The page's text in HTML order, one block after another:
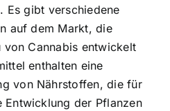
Es gibt verschiedene
auf dem Markt, die
Cannabis entwickelt
enthalten eine
von Nährstoffen, die für
Entwicklung der Pflanzen